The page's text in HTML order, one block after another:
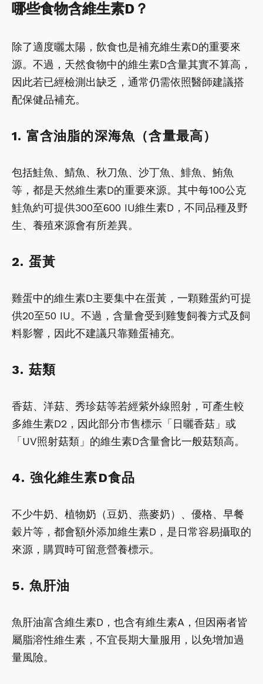
哪些食物含維生素D？
除了適度曬太陽，飲食也是補充維生素D的重要來
源。不過，天然食物中的維生素D含量其實不算高，
因此若已經檢測出缺乏，通常仍需依照醫師建議搭
配保健品補充。
1. 富含油脂的深海魚（含量最高）
包括鮭魚、鯖魚、秋刀魚、沙丁魚、鯡魚、鮪魚
等，都是天然維生素D的重要來源。其中每100公克
鮭魚約可提供300至600 IU維生素D，不同品種及野
生、養殖來源會有所差異。
2. 蛋黃
雞蛋中的維生素D主要集中在蛋黃，一顆雞蛋約可提
供20至50 IU。不過，含量會受到雞隻飼養方式及飼
料影響，因此不建議只靠雞蛋補充。
3. 菇類
香菇、洋菇、秀珍菇等若經紫外線照射，可產生較
多維生素D2，因此部分市售標示「日曬香菇」或
「UV照射菇類」的維生素D含量會比一般菇類高。
4. 強化維生素D食品
不少牛奶、植物奶（豆奶、燕麥奶）、優格、早餐
穀片等，都會額外添加維生素D，是日常容易攝取的
來源，購買時可留意營養標示。
5. 魚肝油
魚肝油富含維生素D，也含有維生素A，但因兩者皆
屬脂溶性維生素，不宜長期大量服用，以免增加過
量風險。